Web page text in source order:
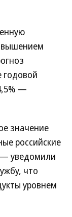
годовой
—
значение
российские
уведомили
что
уровнем